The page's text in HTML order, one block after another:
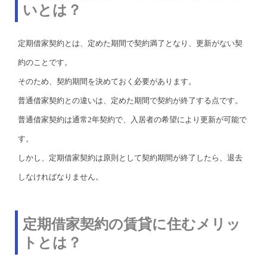
いとは？
定期借家契約とは、定めた期間で契約満了となり、更新がない契
約のことです。
そのため、契約期間を決めておく必要があります。
普通借家契約との違いは、定めた期間で契約が終了する点です。
普通借家契約は通常2年契約で、入居者の希望により更新が可能で
す。
しかし、定期借家契約は原則として契約期間が終了したら、退去
しなければなりません。
定期借家契約の賃貸に住むメリッ
トとは？